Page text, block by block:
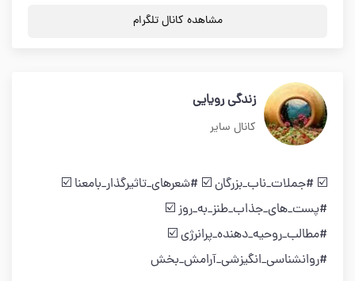
مشاهده کانال تلگرام
زندگی رویایی
کانال سایر
☑️ #جملات_ناب_بزرگان ☑️ #شعرهای_تاثیرگذار_بامعنا ☑️
#پست_های_جذاب_طنز_به_روز ☑️
#مطالب_روحیه_دهنده_پرانرژی ☑️
#روانشناسی_انگیزشی_آرامش_بخش